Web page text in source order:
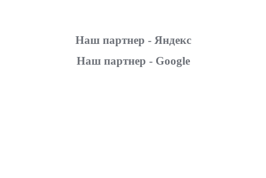
Наш партнер - Яндекс
Наш партнер - Google